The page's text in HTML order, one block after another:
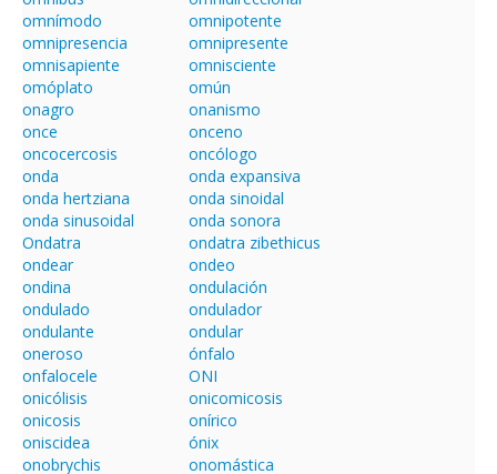
omnímodo
omnipotente
omnipresencia
omnipresente
omnisapiente
omnisciente
omóplato
omún
onagro
onanismo
once
onceno
oncocercosis
oncólogo
onda
onda expansiva
onda hertziana
onda sinoidal
onda sinusoidal
onda sonora
Ondatra
ondatra zibethicus
ondear
ondeo
ondina
ondulación
ondulado
ondulador
ondulante
ondular
oneroso
ónfalo
onfalocele
ONI
onicólisis
onicomicosis
onicosis
onírico
oniscidea
ónix
onobrychis
onomástica